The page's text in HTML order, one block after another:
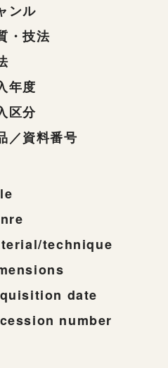
ンル
・技法
年度
区分
／資料番号
technique
date
number